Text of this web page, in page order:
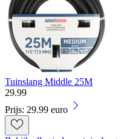
Tuinslang Middle 25M
29.99
Prijs: 29.99 euro